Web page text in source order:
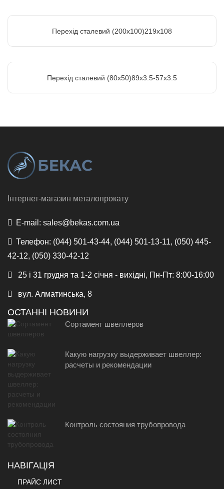
Перехід сталевий (200х100)219х108
Перехід сталевий (80х50)89х3.5-57х3.5
Інтернет-магазин металопрокату
E-mail: sales@bekas.com.ua
Телефон: (044) 501-43-44, (044) 501-13-11, (050) 445-
42-12, (050) 330-42-12
25 і 31 грудня та 1-2 січня - вихідні, Пн-Пт: 8:00-16:00
вул. Алматинська, 8
ОСТАННІ НОВИНИ
Сортамент швеллеров
Какую нагрузку выдерживает швеллер:
расчеты и рекомендации
Контроль состояния трубопровода
НАВІГАЦІЯ
ПРАЙС ЛИСТ